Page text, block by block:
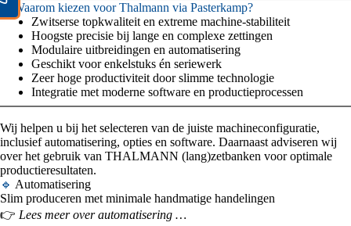
✔ Waarom kiezen voor Thalmann via Pasterkamp?
Zwitserse topkwaliteit en extreme machine-stabiliteit
Hoogste precisie bij lange en complexe zettingen
Modulaire uitbreidingen en automatisering
Geschikt voor enkelstuks én seriewerk
Zeer hoge productiviteit door slimme technologie
Integratie met moderne software en productieprocessen
Wij helpen u bij het selecteren van de juiste machineconfiguratie,
inclusief automatisering, opties en software. Daarnaast adviseren wij
over het gebruik van THALMANN (lang)zetbanken voor optimale
productieresultaten.
🔹 Automatisering
Slim produceren met minimale handmatige handelingen
👉 Lees meer over automatisering …